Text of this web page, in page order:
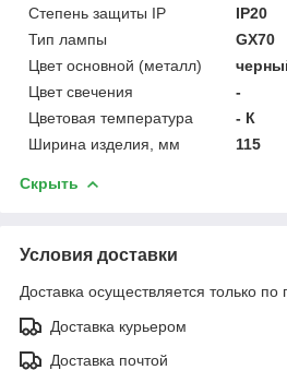
Степень защиты IP
IP20
Тип лампы
GX70
Цвет основной (металл)
Цвет свечения
-
Цветовая температура
- К
Ширина изделия, мм
115
Скрыть
Условия доставки
Доставка осуществляется только по
Доставка курьером
Доставка почтой